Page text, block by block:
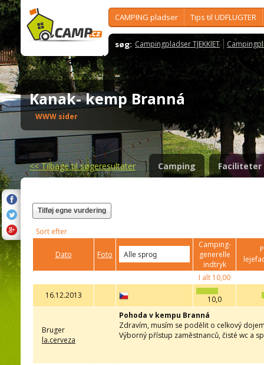
CAMPING pladser Tips til UDFLUGTER
søg: Campingpladser TJEKKIET
Kanak- kemp Branná
WWW sider
<<Tilbage til søgeresultater Camping Faciliteter
Tilføj egne vurdering
Sort efter
Dato Foto
Camping-
generelle
indtryk
I alt 10,00
16.12.2013
10,0
Bruger
la.cerveza
Pohoda v kempu Branná
Zdravím, musím se podělit o celkový
Výborný přístup zaměstnanců, čisté wc a